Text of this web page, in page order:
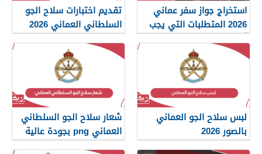
استخراج جواز سفر عماني
2026 المتطلبات التي يجب
أن تعرفها
تقديم اختبارات سلاح الجو
السلطاني العماني 2026
لبس سلاح الجو العماني
بالصور 2026
شعار سلاح الجو السلطاني
العماني png بجودة عالية
2026